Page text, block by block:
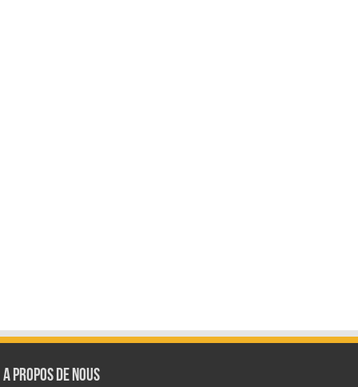
A Propos de Nous